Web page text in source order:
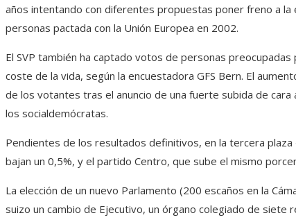
años intentando con diferentes propuestas poner freno a
personas pactada con la Unión Europea en 2002.
El SVP también ha captado votos de personas
coste de la vida, según la encuestadora GFS Bern. El
de los votantes tras el anuncio de una fuerte subida de
los socialdemócratas.
Pendientes de los resultados definitivos, en la tercera
bajan un 0,5%, y el partido Centro, que sube el mismo
La elección de un nuevo Parlamento (200 escaños en la
suizo un cambio de Ejecutivo, un órgano colegiado de